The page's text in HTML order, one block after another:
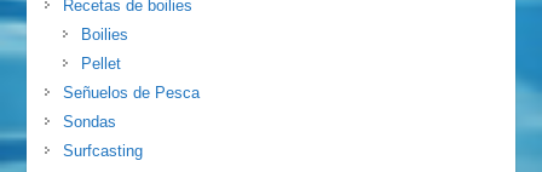
Recetas de boilies
Boilies
Pellet
Señuelos de Pesca
Sondas
Surfcasting